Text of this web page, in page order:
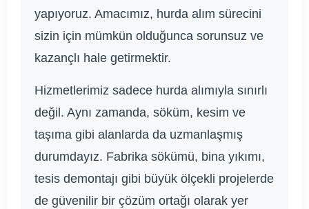
yapıyoruz. Amacımız, hurda alım sürecini
sizin için mümkün olduğunca sorunsuz ve
kazançlı hale getirmektir.
Hizmetlerimiz sadece hurda alımıyla sınırlı
değil. Aynı zamanda, söküm, kesim ve
taşıma gibi alanlarda da uzmanlaşmış
durumdayız. Fabrika sökümü, bina yıkımı,
tesis demontajı gibi büyük ölçekli projelerde
de güvenilir bir çözüm ortağı olarak yer